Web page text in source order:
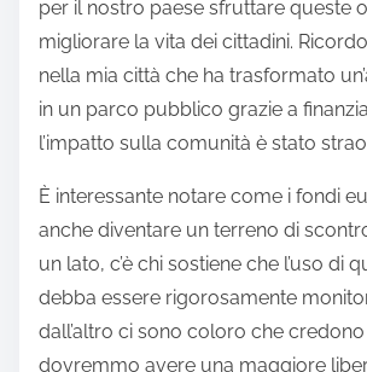
per il nostro paese sfruttare queste
migliorare la vita dei cittadini.
nella mia città che ha trasformato
in un parco pubblico grazie a
l’impatto sulla comunità è stato
È interessante notare come i fondi
anche diventare un terreno di
un lato, c’è chi sostiene che l’uso di
debba essere rigorosamente
dall’altro ci sono coloro che
dovremmo avere una maggiore